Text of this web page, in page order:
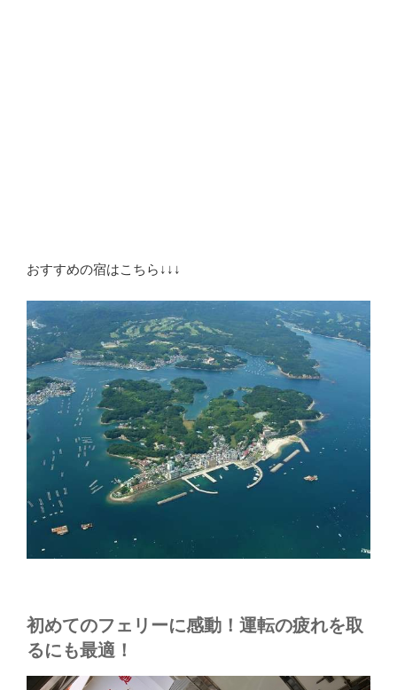
おすすめの宿はこちら↓↓↓
初めてのフェリーに感動！運転の疲れを取
るにも最適！